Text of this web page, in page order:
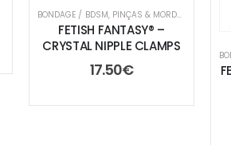
BONDAGE / BDSM, PINÇAS & MORDAÇAS
FETISH FANTASY® –
CRYSTAL NIPPLE CLAMPS
17.50€